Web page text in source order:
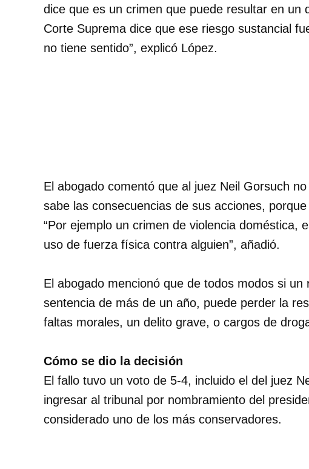
dice que es un crimen que puede resultar en un
Corte Suprema dice que ese riesgo sustancial
no tiene sentido”, explicó López.
El abogado comentó que al juez Neil Gorsuch
sabe las consecuencias de sus acciones,
“Por ejemplo un crimen de violencia doméstica,
uso de fuerza física contra alguien”, añadió.
El abogado mencionó que de todos modos si
sentencia de más de un año, puede perder la
faltas morales, un delito grave, o cargos de
Cómo se dio la decisión
El fallo tuvo un voto de 5-4, incluido el del juez
ingresar al tribunal por nombramiento del
considerado uno de los más conservadores.